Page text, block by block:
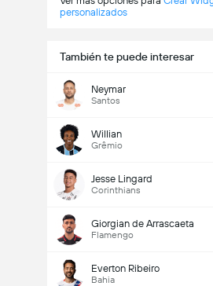
personalizados
También te puede interesar
Neymar
Santos
Willian
Grêmio
Jesse Lingard
Corinthians
Giorgian de Arrascaeta
Flamengo
Everton Ribeiro
Bahia